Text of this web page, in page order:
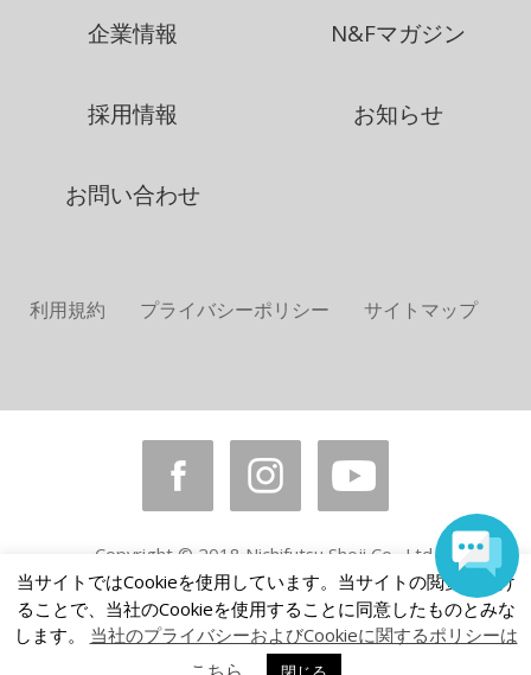
企業情報 N&Fマガジン
採用情報 お知らせ
お問い合わせ
利用規約 プライバシーポリシー サイトマップ
Copyright © 2018 Nichifutsu Shoji Co., Ltd.
All rights reserved.
当サイトではCookieを使用しています。当サイトの閲覧を続け
ることで、当社のCookieを使用することに同意したものとみな
します。 当社のプライバシーおよびCookieに関するポリシーは
こちら